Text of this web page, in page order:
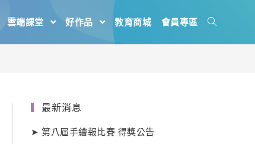
雲端課堂 好作品 教育商城 會員專區
最新消息
➤ 第八屆手繪報比賽 得獎公告